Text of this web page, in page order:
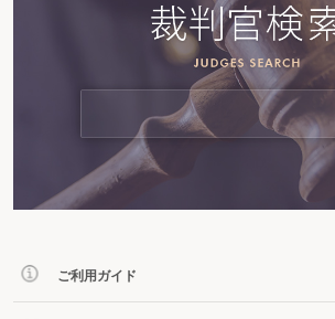
ご利用ガイド